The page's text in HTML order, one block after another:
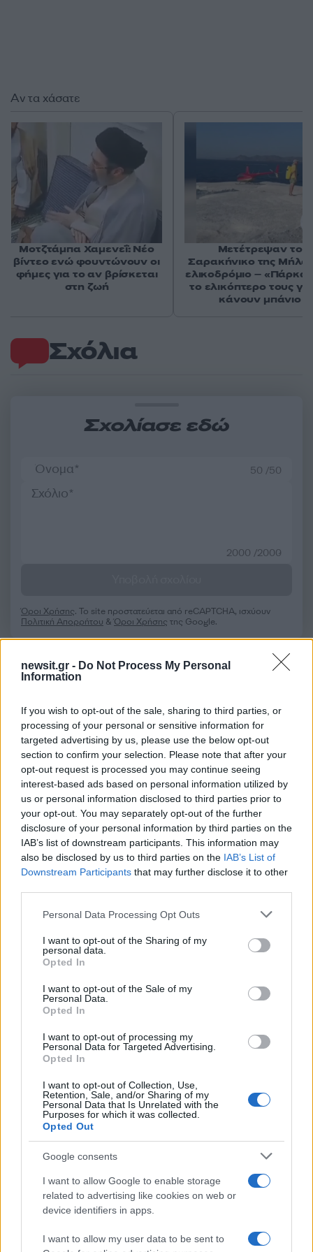
newsit.gr - Do Not Process My Personal
Information
If you wish to opt-out of the sale, sharing to third parties, or
processing of your personal or sensitive information for
targeted advertising by us, please use the below opt-out
section to confirm your selection. Please note that after your
opt-out request is processed you may continue seeing
interest-based ads based on personal information utilized by
us or personal information disclosed to third parties prior to
your opt-out. You may separately opt-out of the further
disclosure of your personal information by third parties on the
IAB’s list of downstream participants. This information may
also be disclosed by us to third parties on the IAB’s List of
Downstream Participants that may further disclose it to other
Please note that this website/app uses one or more Google
not limited to your visit or usage behaviour. You may click to
grant or deny consent to Google and its third-party tags to
use your data for below specified purposes in below Google
consent section.
Personal Data Processing Opt Outs
I want to opt-out of the Sharing of my
personal data.
Opted In
I want to opt-out of the Sale of my
Personal Data.
Opted In
I want to opt-out of processing my
Personal Data for Targeted Advertising.
Opted In
I want to opt-out of Collection, Use,
Retention, Sale, and/or Sharing of my
Personal Data that Is Unrelated with the
Purposes for which it was collected.
Opted Out
Google consents
I want to allow Google to enable storage
related to advertising like cookies on web or
device identifiers in apps.
I want to allow my user data to be sent to
Σχόλια
Σχολίασε εδώ
50 /50
2000 /2000
Όροι Χρήσης. Το site προστατεύεται από reCAPTCHA, ισχύουν
Πολιτική Απορρήτου &Όροι Χρήσης της Google.
EUROSTAT
ΠΛΗΘΩΡΙΣΜΟΣ
ΤΡΟΦΙΜΑ
Share:
Ακολουθήστε το Νewsit.gr στοGoogle Newsκαι
ενημερωθείτε πρώτοι για όλη την ειδησεογραφία και τα
τελευταία νέατης ημέρας
Αν τα χάσατε
Μοτζτάμπα Χαμενεΐ: Νέο
βίντεο ενώ φουντώνουν οι
φήμες για το αν βρίσκεται
στη ζωή
Μετέτρεψαν το
Σαρακήνικο της
ελικοδρόμιο –
το ελικόπτερο τους
κάνουν μπάνιο
Πιο δημοφιλή
1 Κωνσταντίνος Αργυρός και Αλεξάνδρα
με τα δύο παιδιά τους
Ελίζαμπεθ Ελέτσι και Νεκτάριος Λεμονίδης
πήγαν στον Άγιο Νεκτάριο Βούλας για να
πάρουν την ευχή για τον γιο τους
Ηφαίστειο Σαντορίνης: Ένας 15χρονος που
δεν πρόλαβε να ξεφύγει από το τσουνάμι
μπορεί να αλλάξει τη χρονολογία της
προϊστορικής έκρηξης
Παρκαδόρος στο Ελαφονήσι συνελήφθη
για έβδομη φορά - Τον «τσάκωσαν»
αστυνομικοί που προσποιήθηκαν τους
τουρίστες
«Φιάσκο» στη Μαδέιρα με το γάμο του
Κριστιάνο Ρονάλντο: Χιλιάδες άνθρωποι
πήγαν σε λάθος εκκλησία και προκάλεσαν
το γέλιο στον Πορτογάλο
Πιο σχολιασμένα
Βγήκαν ξανά τα μαχαίρια στην Ελπίδα
Γρατσία και Γαλανός μετέτρεψαν το